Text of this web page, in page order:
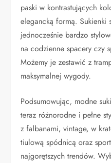
paski w kontrastujących
elegancką formą. Sukienki
jednocześnie bardzo
na codzienne spacery czy
Możemy je zestawić z
maksymalnej wygody.
Podsumowując, modne
teraz różnorodne i pełne
z falbanami, vintage, w
tiulową spódnicą oraz
najgorętszych trendów.